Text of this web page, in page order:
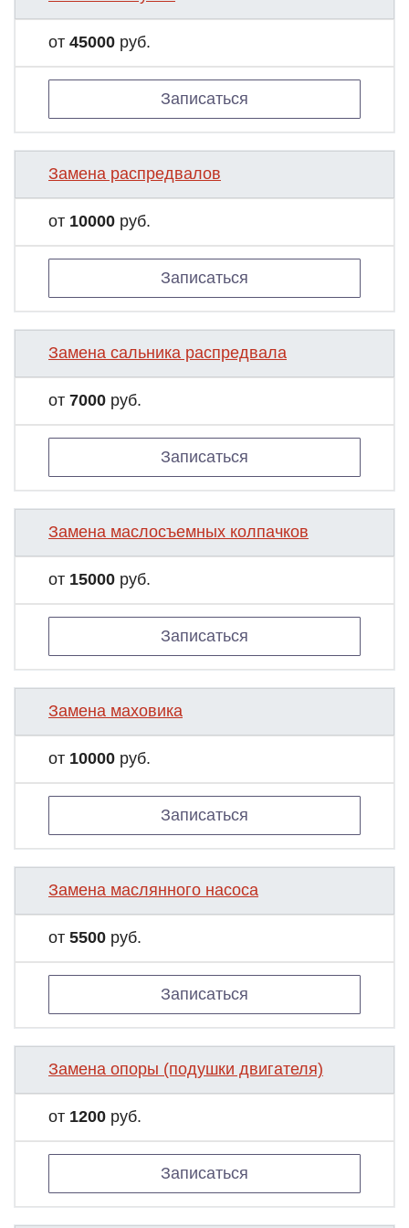
от 45000 руб.
Записаться
Замена распредвалов
от 10000 руб.
Записаться
Замена сальника распредвала
от 7000 руб.
Записаться
Замена маслосъемных колпачков
от 15000 руб.
Записаться
Замена маховика
от 10000 руб.
Записаться
Замена маслянного насоса
от 5500 руб.
Записаться
Замена опоры (подушки двигателя)
от 1200 руб.
Записаться